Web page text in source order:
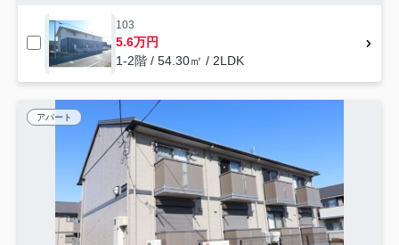
103
5.6万円
1-2階 / 54.30㎡ / 2LDK
アパート